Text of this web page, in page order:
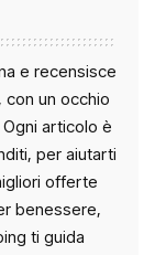
e recensisce
un occhio
articolo è
per aiutarti
offerte
benessere,
ti guida